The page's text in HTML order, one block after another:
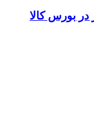
بورس کالا